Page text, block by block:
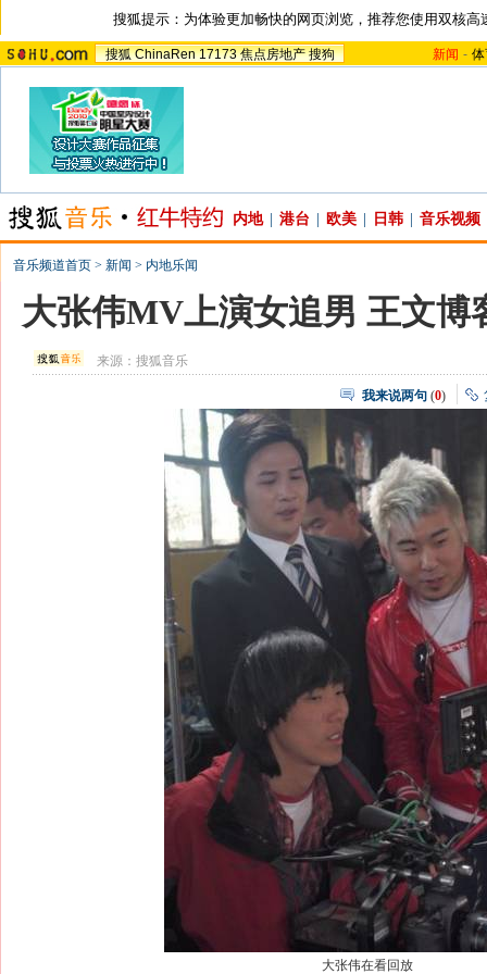
搜狐提示：为体验更加畅快的网页浏览，推荐您使用双核高
搜狐 ChinaRen 17173 焦点房地产 搜狗 新闻 -
内地 港台 欧美 日韩 音乐视频
音乐频道首页 > 新闻 > 内地乐闻
大张伟MV上演女追男 王文博
来源：搜狐音乐
我来说两句 (0)
大张伟在看回放